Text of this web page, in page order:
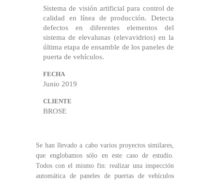
Sistema de visión artificial para control de
calidad en línea de producción. Detecta
defectos en diferentes elementos del
sistema de elevalunas (elevavidrios) en la
última etapa de ensamble de los paneles de
puerta de vehículos.
FECHA
Junio 2019
CLIENTE
BROSE
Se han llevado a cabo varios proyectos similares,
que englobamos sólo en este caso de estudio.
Todos con el mismo fin: realizar una inspección
automática de paneles de puertas de vehículos